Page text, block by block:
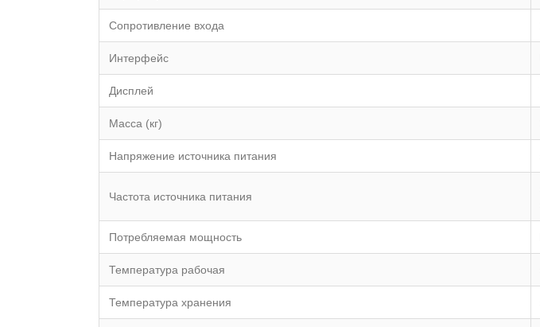
Сопротивление входа
Интерфейс
Дисплей
Масса (кг)
Напряжение источника питания
Частота источника питания
Потребляемая мощность
Температура рабочая
Температура хранения